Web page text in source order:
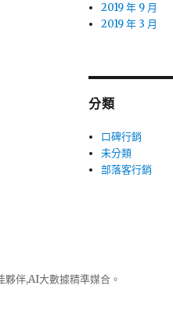
2019 年 9 月
2019 年 3 月
分類
口碑行銷
未分類
部落客行銷
伴,AI大數據精準媒合。